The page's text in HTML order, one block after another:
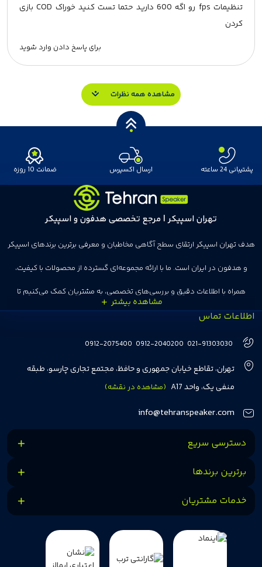
تنظیمات fps رو اگه 600 دارید حتما تست کنید خوراک COD بازی
کردن
برای پاسخ دادن وارد شوید
مشاهده همه نظرات
پشتیبانی 24 ساعته ارسال اکسپرس ضمانت 10 روزه
تهران اسپیکر | مرجع تخصصی هدفون و اسپیکر
هدف تهران اسپیکر ارتقای سطح آگاهی مخاطبان و معرفی برترین برندهای اسپیکر
و هدفون در ایران است. ما با ارائه مجموعه‌ای گسترده از محصولات با کیفیت،
همراه با اطلاعات دقیق و بررسی‌های تخصصی، به مشتریان کمک می‌کنیم تا
انتخاب‌های درست و هوشمندانه‌ای داشته باشند. تهران اسپیکر با تجربه‌ای بیش از
هفت سال در این زمینه، بر ایجاد تجربه خریدی آسان، سریع و مطمئن تمرکز دارد تا
مشتریان بتوانند با خیالی آسوده از انتخاب خود لذت ببرند. ما به رضایت و اعتماد
مشتریان اهمیت می‌دهیم و همواره در تلاشیم تا بهترین‌ها را برای آن‌ها فراهم
کنیم.
اطلاعات تماس
021-91303030
0912-2040200
0912-2075400
تهران، تقاطع خیابان جمهوری و حافظ، مجتمع تجاری چارسو، طبقه
منفی یک، واحد A17
(مشاهده در نقشه)
info@tehranspeaker.com
دسترسی سریع
برترین برندها
خدمات مشتریان